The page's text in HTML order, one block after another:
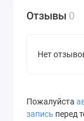
Отзывы 0
Нет
Пожалуйста
запись перед